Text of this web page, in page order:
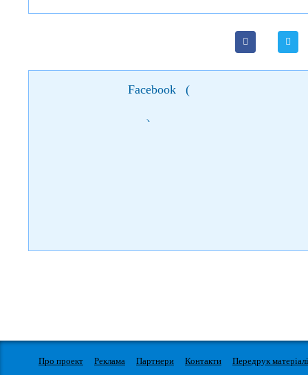
Facebook (
)
Про проект Реклама Партнери Контакти
Передрук